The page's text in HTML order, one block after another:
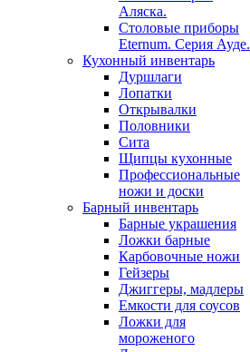
Аляска.
Столовые приборы
Eternum. Серия Ауде.
Кухонный инвентарь
Дуршлаги
Лопатки
Открывалки
Половники
Сита
Щипцы кухонные
Профессиональные
ножи и доски
Барный инвентарь
Барные украшения
Ложки барные
Карбовочные ножи
Гейзеры
Джиггеры, мадлеры
Емкости для соусов
Ложки для
мороженого